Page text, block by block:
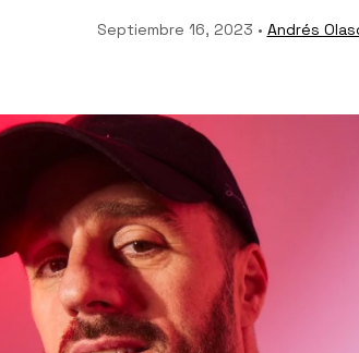
Septiembre 16, 2023 • Andrés